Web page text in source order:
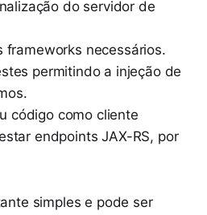
do servidor de
frameworks necessários.
permitindo a injeção de
código como cliente
endpoints JAX-RS, por
simples e pode ser